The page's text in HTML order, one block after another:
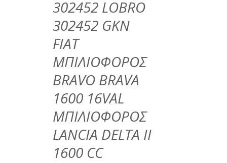
302452 LOBRO
302452 GKN
FIAT
ΜΠΙΛΙΟΦΟΡΟΣ
BRAVO BRAVA
1600 16VAL
ΜΠΙΛΙΟΦΟΡΟΣ
LANCIA DELTA II
1600 CC